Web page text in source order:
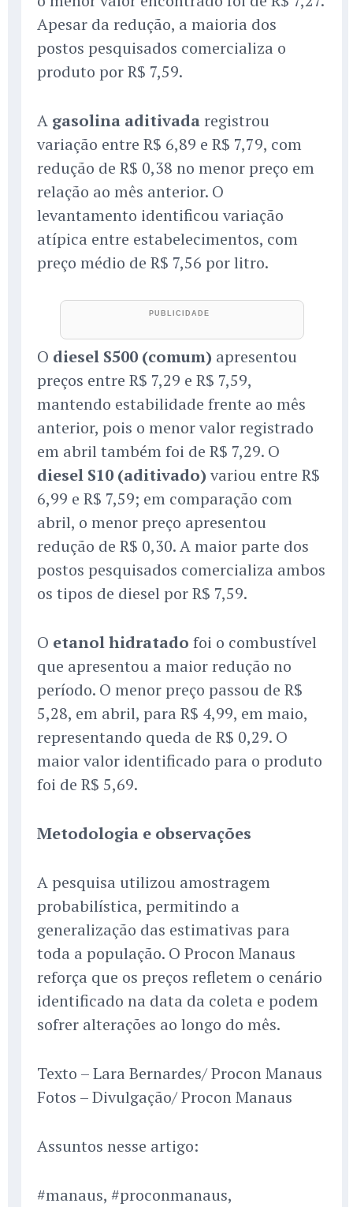
Apesar da redução, a maioria dos
postos pesquisados comercializa o
produto por R$ 7,59.
A gasolina aditivadaregistrou
variação entre R$ 6,89 e R$ 7,79, com
redução de R$ 0,38 no menor preço em
relação ao mês anterior. O
levantamento identificou variação
atípica entre estabelecimentos, com
preço médio de R$ 7,56 por litro.
O diesel S500 (comum) apresentou
preços entre R$ 7,29 e R$ 7,59,
mantendo estabilidade frente ao mês
anterior, pois o menor valor registrado
em abril também foi de R$ 7,29. O
diesel S10 (aditivado) variou entre R$
6,99 e R$ 7,59; em comparação com
abril, o menor preço apresentou
redução de R$ 0,30. A maior parte dos
postos pesquisados comercializa ambos
os tipos de diesel por R$ 7,59.
O etanol hidratado foi o combustível
que apresentou a maior redução no
período. O menor preço passou de R$
5,28, em abril, para R$ 4,99, em maio,
representando queda de R$ 0,29. O
maior valor identificado para o produto
foi de R$ 5,69.
Metodologia e observações
A pesquisa utilizou amostragem
probabilística, permitindo a
generalização das estimativas para
toda a população. O Procon Manaus
reforça que os preços refletem o cenário
identificado na data da coleta e podem
sofrer alterações ao longo do mês.
Texto – Lara Bernardes/ Procon Manaus
Fotos – Divulgação/ Procon Manaus
Assuntos nesse artigo:
#manaus, #proconmanaus,